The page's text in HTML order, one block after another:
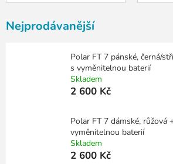
Nejprodávanější
Polar FT 7 pánské, černá/
s vyměnitelnou baterií
Skladem
2 600 Kč
Polar FT 7 dámské, růžová
vyměnitelnou baterií
Skladem
2 600 Kč